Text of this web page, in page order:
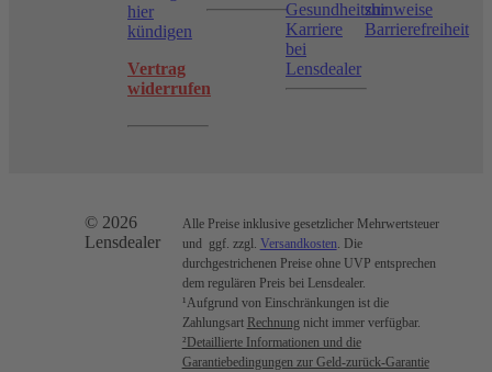
hier
kündigen
Vertrag
widerrufen
Gesundheitshinweise
Karriere
bei
Lensdealer
zur
Barrierefreiheit
© 2026
Lensdealer
Alle Preise inklusive gesetzlicher Mehrwertsteuer
und ggf. zzgl. Versandkosten . Die
durchgestrichenen Preise ohne UVP entsprechen
dem regulären Preis bei Lensdealer.
¹Aufgrund von Einschränkungen ist die
Zahlungsart Rechnung nicht immer verfügbar.
²Detaillierte Informationen und die
Garantiebedingungen zur Geld-zurück-Garantie